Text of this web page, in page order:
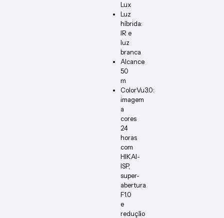
Lux
Luz
híbrida:
IR e
luz
branca
Alcance
50
m
ColorVu3.0:
imagem
a
cores
24
horas
com
HIKAI-
ISP,
super-
abertura
F1.0
e
redução